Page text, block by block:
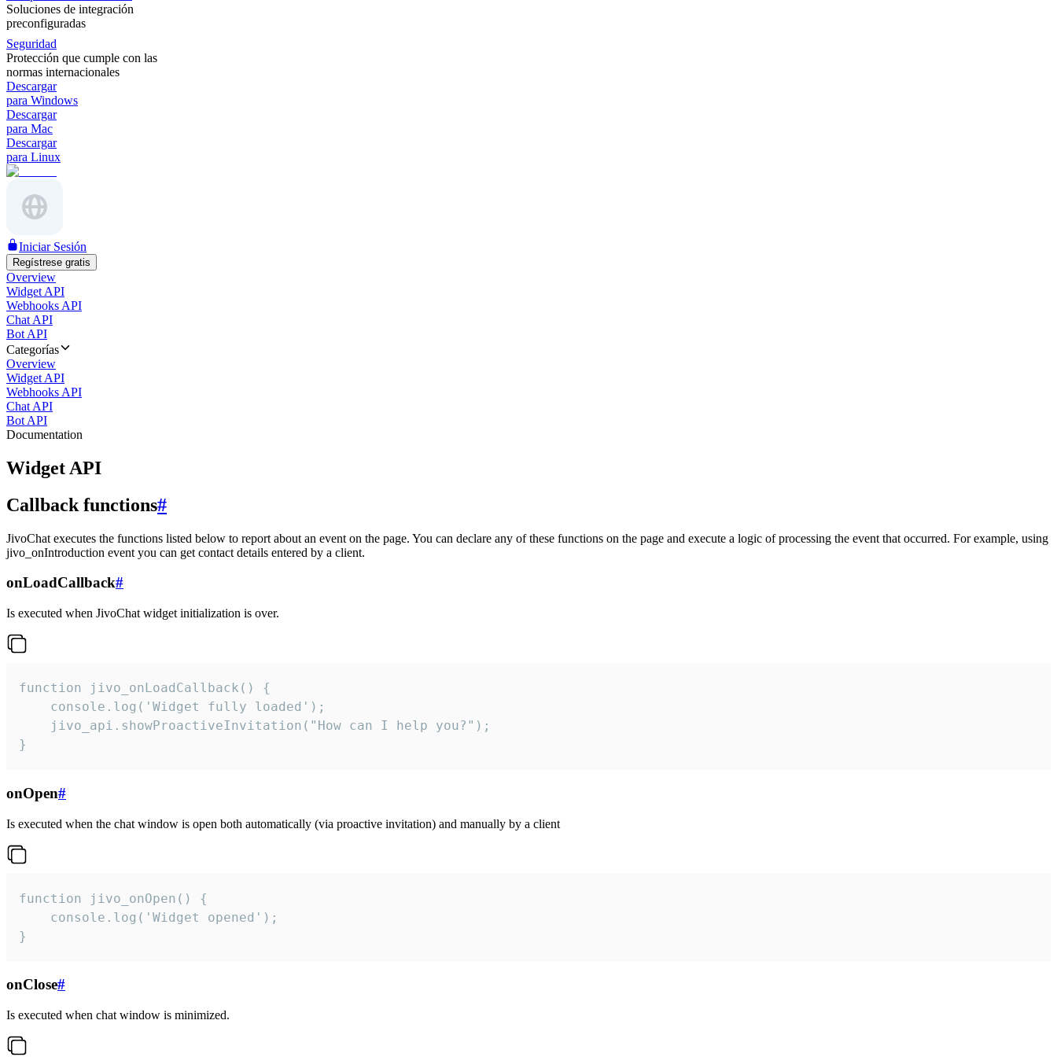
Soluciones de integración
preconfiguradas
Seguridad
Protección que cumple con las
normas internacionales
Descargar
para Windows
Descargar
para Mac
Descargar
para Linux
Iniciar Sesión
Regístrese gratis
Overview
Widget API
Webhooks API
Chat API
Bot API
Categorías
Overview
Widget API
Webhooks API
Chat API
Bot API
Documentation
Widget API
Callback functions#
JivoChat executes the functions listed below to report about an event on the page. You can declare any of these functions on the page and execute a logic of processing the event that occurred. For example, using
jivo_onIntroduction event you can get contact details entered by a client.
onLoadCallback#
Is executed when JivoChat widget initialization is over.
function jivo_onLoadCallback() {
    console.log('Widget fully loaded');
    jivo_api.showProactiveInvitation("How can I help you?");
}
onOpen#
Is executed when the chat window is open both automatically (via proactive invitation) and manually by a client
function jivo_onOpen() {
    console.log('Widget opened');
}
onClose#
Is executed when chat window is minimized.